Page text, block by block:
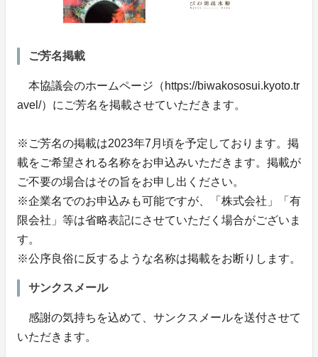
ご芳名掲載
本協議会のホームページ（https://biwakososui.kyoto.tr
avel/）にご芳名を掲載させていただきます。
※ご芳名の掲載は2023年7月頃を予定しております。掲
載をご希望される名称をお申込みいただきます。掲載が
ご不要の場合はその旨をお申し出ください。
※企業名でのお申込みも可能ですが、「株式会社」「有
限会社」等は省略表記にさせていただく場合がございま
す。
※公序良俗に反するような名称は掲載をお断りします。
サンクスメール
感謝の気持ちを込めて、サンクスメールを送付させて
いただきます。